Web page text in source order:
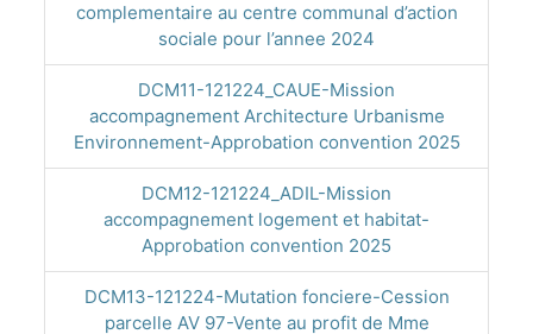
complementaire au centre communal d’action
sociale pour l’annee 2024
DCM11-121224_CAUE-Mission
accompagnement Architecture Urbanisme
Environnement-Approbation convention 2025
DCM12-121224_ADIL-Mission
accompagnement logement et habitat-
Approbation convention 2025
DCM13-121224-Mutation fonciere-Cession
parcelle AV 97-Vente au profit de Mme